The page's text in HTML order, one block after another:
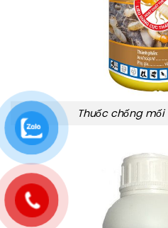
Thuốc chống mối